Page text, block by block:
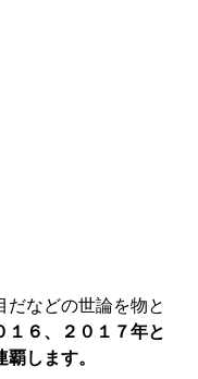
だなどの世論を物と
１６、２０１７年と
します。